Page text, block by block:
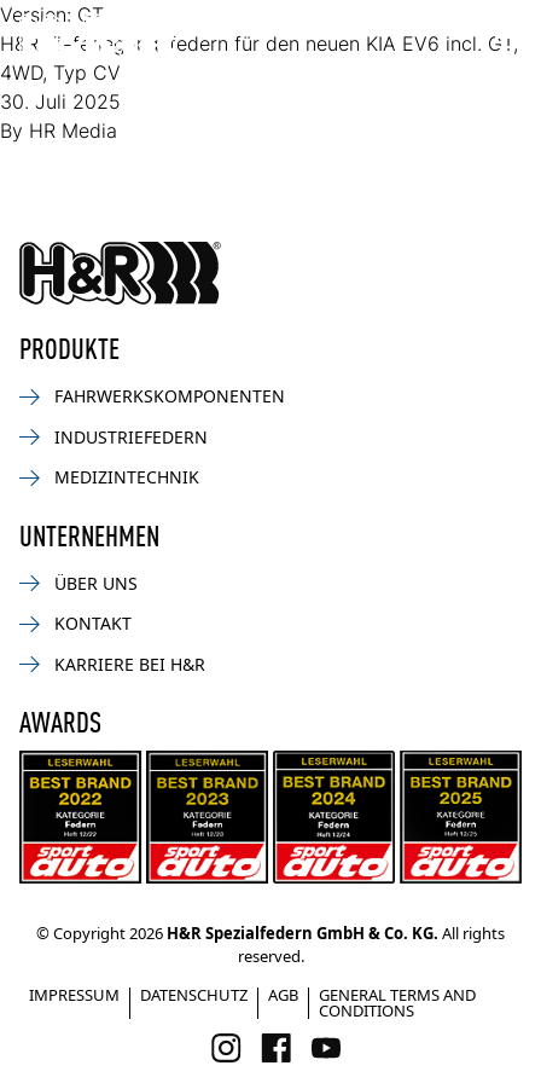
Zum Inhalt springen
Version: GT
H&R Tieferlegungsfedern für den neuen KIA EV6 incl. GT,
4WD, Typ CV
30. Juli 2025
By HR Media
PRODUKTE
FAHRWERKSKOMPONENTEN
INDUSTRIEFEDERN
MEDIZINTECHNIK
UNTERNEHMEN
ÜBER UNS
KONTAKT
KARRIERE BEI H&R
AWARDS
© Copyright 2026 H&R Spezialfedern GmbH & Co. KG. All rights
reserved.
IMPRESSUM
DATENSCHUTZ AGB GENERAL TERMS AND
CONDITIONS